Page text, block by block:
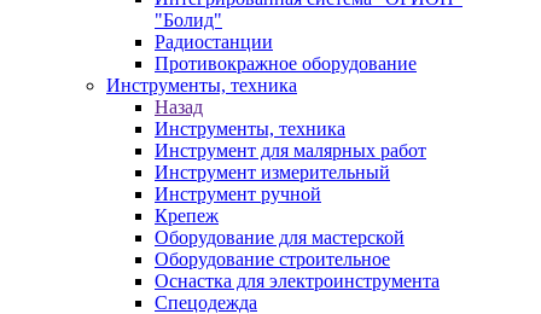
"Болид"
Радиостанции
Противокражное оборудование
Инструменты, техника
Назад
Инструменты, техника
Инструмент для малярных работ
Инструмент измерительный
Инструмент ручной
Крепеж
Оборудование для мастерской
Оборудование строительное
Оснастка для электроинструмента
Спецодежда